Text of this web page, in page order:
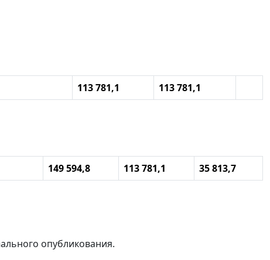
113 781,1 113 781,1
149 594,8 113 781,1 35 813,7
опубликования.